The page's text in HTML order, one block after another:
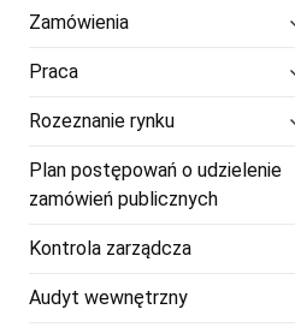
Zamówienia
Praca
Rozeznanie rynkurozwiń
menu
potomne
Plan postępowań o udzielenie
zamówień publicznych
Kontrola zarządcza
Audyt wewnętrzny